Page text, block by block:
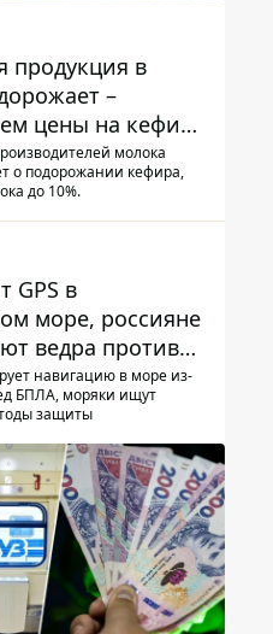
продукция в
–
цены на кефир
молока
о подорожании кефира,
до 10%.
GPS в
море, россияне
ведра против
навигацию в море из-
БПЛА, моряки ищут
защиты